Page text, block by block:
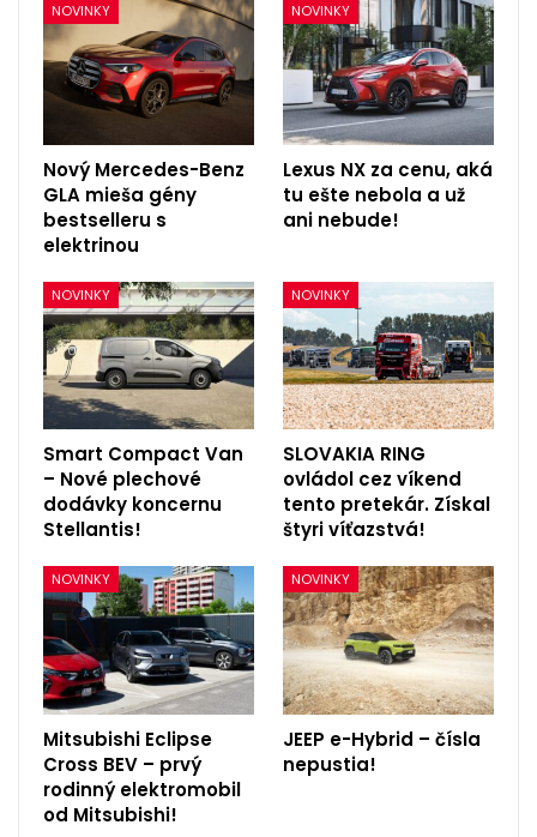
NOVINKY
Nový Mercedes-Benz
GLA mieša gény
bestselleru s
elektrinou
NOVINKY
Lexus NX za cenu, aká
tu ešte nebola a už
ani nebude!
NOVINKY
Smart Compact Van
– Nové plechové
dodávky koncernu
Stellantis!
NOVINKY
SLOVAKIA RING
ovládol cez víkend
tento pretekár. Získal
štyri víťazstvá!
NOVINKY
Mitsubishi Eclipse
Cross BEV – prvý
rodinný elektromobil
od Mitsubishi!
NOVINKY
JEEP e-Hybrid – čísla
nepustia!